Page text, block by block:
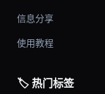
信息分享
使用教程
🏷️ 热门标签